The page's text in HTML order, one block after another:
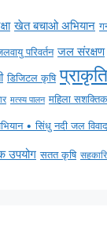
खेत बचाओ अभियान
परिवर्तन जल संरक्षण
डिजिटल कृषि
मत्स्य पालन महिला
• सिंधु नदी जल
उपयोग सतत कृषि